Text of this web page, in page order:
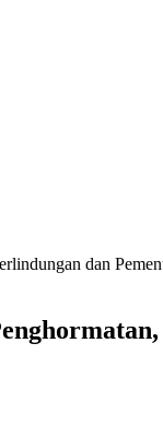
dan